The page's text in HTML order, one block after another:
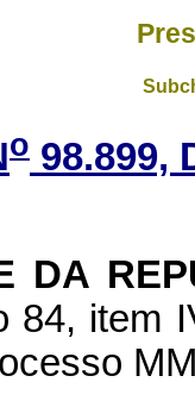
o 98.899,
DA
84, item